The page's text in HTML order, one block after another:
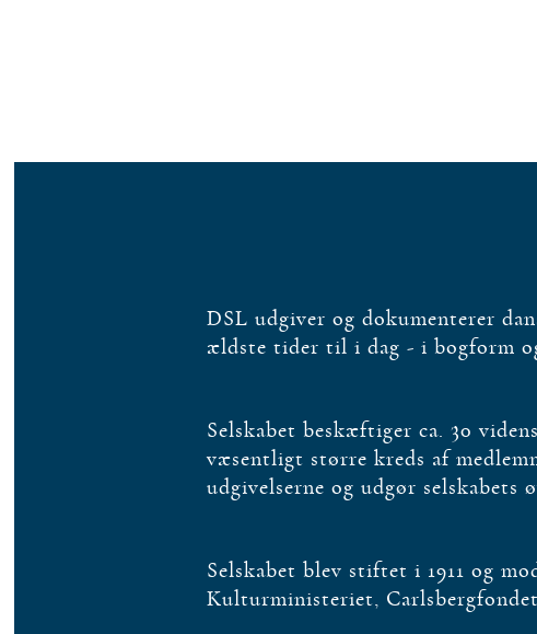
DSL udgiver og dokumenterer
ældste tider til i dag - i bogform
Selskabet beskæftiger ca. 30
væsentligt større kreds af
udgivelserne og udgør selskabets
Selskabet blev stiftet i 1911 og
Kulturministeriet,